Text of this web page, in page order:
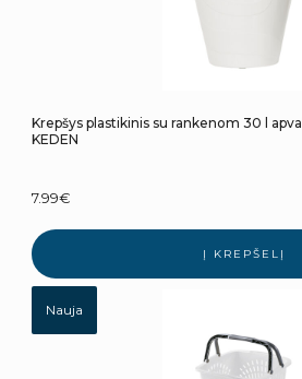
Krepšys plastikinis su rankenom 30 l
KEDEN
7.99€
Į KREPŠELĮ
Nauja